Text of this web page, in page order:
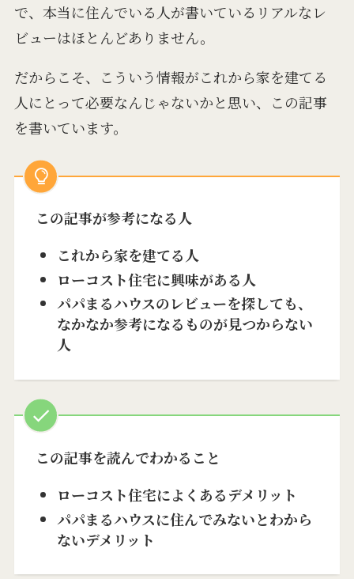
で、本当に住んでいる人が書いているリアルなレ
ビューはほとんどありません。
だからこそ、こういう情報がこれから家を建てる
人にとって必要なんじゃないかと思い、この記事
を書いています。
この記事が参考になる人
これから家を建てる人
ローコスト住宅に興味がある人
パパまるハウスのレビューを探しても、
なかなか参考になるものが見つからない
人
この記事を読んでわかること
ローコスト住宅によくあるデメリット
パパまるハウスに住んでみないとわから
ないデメリット